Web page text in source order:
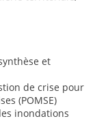
et
de crise pour
(POMSE)
inondations